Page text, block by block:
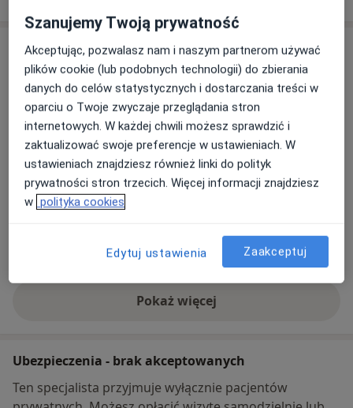
Adres
Gabinet Dietetyczny - Ewa Borowska
Twardosławicka 52B, Piotrków Trybunalski
Powiększ mapęotwiera się w nowej karcie
Dostępność
W tym gabinecie nie można umawiać wizyt przez
Co mam zrobić w tej sytuacji?
Pokaż więcej
o adresie
Ubezpieczenia - brak akceptowanych
Ten specjalista przyjmuje wyłącznie pacjentów
Szanujemy Twoją prywatność
Akceptując, pozwalasz nam i naszym partnerom używać
plików cookie (lub podobnych technologii) do zbierania
danych do celów statystycznych i dostarczania treści w
oparciu o Twoje zwyczaje przeglądania stron
internetowych. W każdej chwili możesz sprawdzić i
zaktualizować swoje preferencje w ustawieniach. W
ustawieniach znajdziesz również linki do polityk
prywatności stron trzecich. Więcej informacji znajdziesz
w polityka cookies
Edytuj ustawienia Zaakceptuj